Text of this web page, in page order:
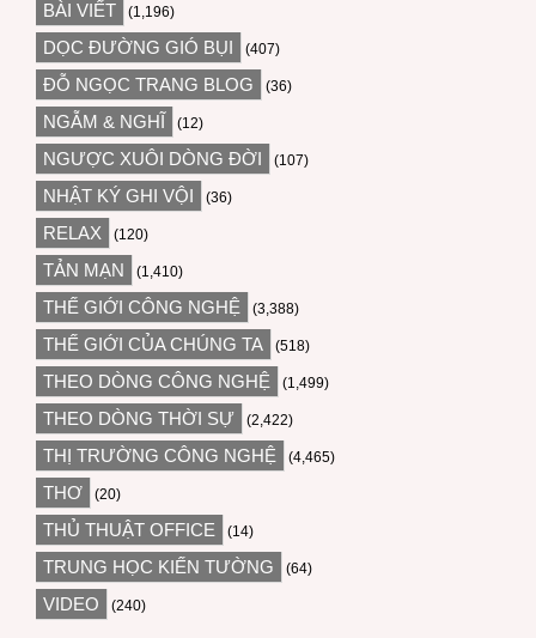
BÀI VIẾT (1,196)
DỌC ĐƯỜNG GIÓ BỤI (407)
ĐỖ NGỌC TRANG BLOG (36)
NGẪM & NGHĨ (12)
NGƯỢC XUÔI DÒNG ĐỜI (107)
NHẬT KÝ GHI VỘI (36)
RELAX (120)
TẢN MẠN (1,410)
THẾ GIỚI CÔNG NGHỆ (3,388)
THẾ GIỚI CỦA CHÚNG TA (518)
THEO DÒNG CÔNG NGHỆ (1,499)
THEO DÒNG THỜI SỰ (2,422)
THỊ TRƯỜNG CÔNG NGHỆ (4,465)
THƠ (20)
THỦ THUẬT OFFICE (14)
TRUNG HỌC KIẾN TƯỜNG (64)
VIDEO (240)